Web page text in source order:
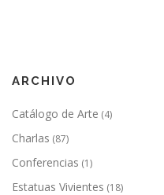
ARCHIVO
Catálogo de Arte (4)
Charlas (87)
Conferencias (1)
Estatuas Vivientes (18)